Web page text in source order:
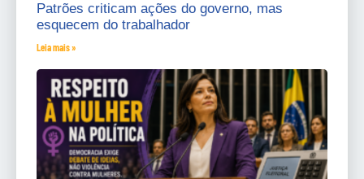
Patrões criticam ações do governo, mas
esquecem do trabalhador
Leia mais »